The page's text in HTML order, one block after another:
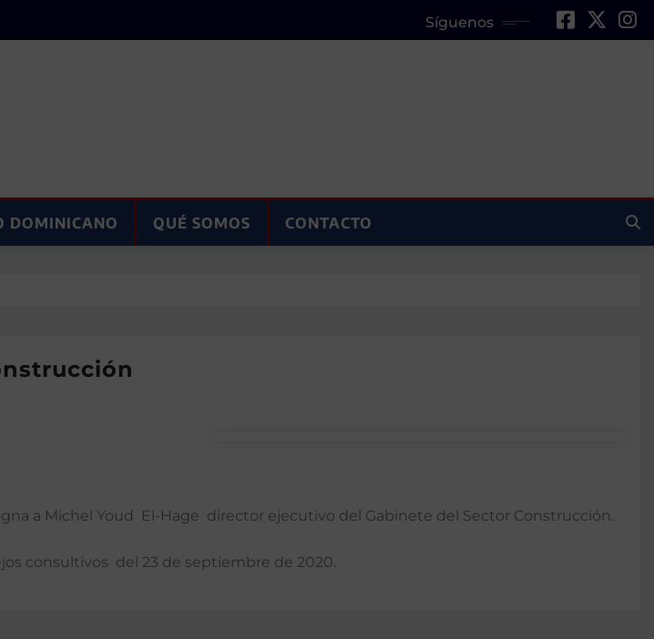
Síguenos
DOMINICANO QUÉ SOMOS CONTACTO
a Michel Youd El-Hage director ejecutivo del Gabinete del Sector Construcción.
consultivos del 23 de septiembre de 2020.